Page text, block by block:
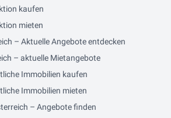
kaufen
mieten
– Aktuelle Angebote entdecken
– aktuelle Mietangebote
Immobilien kaufen
Immobilien mieten
– Angebote finden